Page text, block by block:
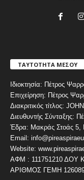
ΤΑΥΤΟΤΗΤΑ ΜΕΣΟΥ
Ιδιοκτησία: Πέτρος
Επιχείρηση: Πέτρος
Διακριτικός τίτλος:
Διευθυντής Σύνταξης:
Έδρα: Μακράς Στοάς 5,
Email:
Website:
ΑΦΜ : 111751210 ΔΟΥ
ΑΡΙΘΜΟΣ ΓΕΜΗ